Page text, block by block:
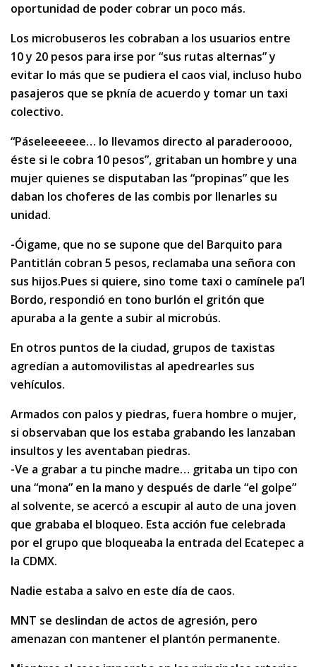
oportunidad de poder cobrar un poco más.
Los microbuseros les cobraban a los usuarios entre
10 y 20 pesos para irse por “sus rutas alternas” y
evitar lo más que se pudiera el caos vial, incluso hubo
pasajeros que se pknía de acuerdo y tomar un taxi
colectivo.
“Páseleeeeee… lo llevamos directo al paraderoooo,
éste si le cobra 10 pesos”, gritaban un hombre y una
mujer quienes se disputaban las “propinas” que les
daban los choferes de las combis por llenarles su
unidad.
-Óigame, que no se supone que del Barquito para
Pantitlán cobran 5 pesos, reclamaba una señora con
sus hijos.Pues si quiere, sino tome taxi o camínele pa’l
Bordo, respondió en tono burlón el gritón que
apuraba a la gente a subir al microbús.
En otros puntos de la ciudad, grupos de taxistas
agredían a automovilistas al apedrearles sus
vehículos.
Armados con palos y piedras, fuera hombre o mujer,
si observaban que los estaba grabando les lanzaban
insultos y les aventaban piedras.
-Ve a grabar a tu pinche madre… gritaba un tipo con
una “mona” en la mano y después de darle “el golpe”
al solvente, se acercó a escupir al auto de una joven
que grababa el bloqueo. Esta acción fue celebrada
por el grupo que bloqueaba la entrada del Ecatepec a
la CDMX.
Nadie estaba a salvo en este día de caos.
MNT se deslindan de actos de agresión, pero
amenazan con mantener el plantón permanente.